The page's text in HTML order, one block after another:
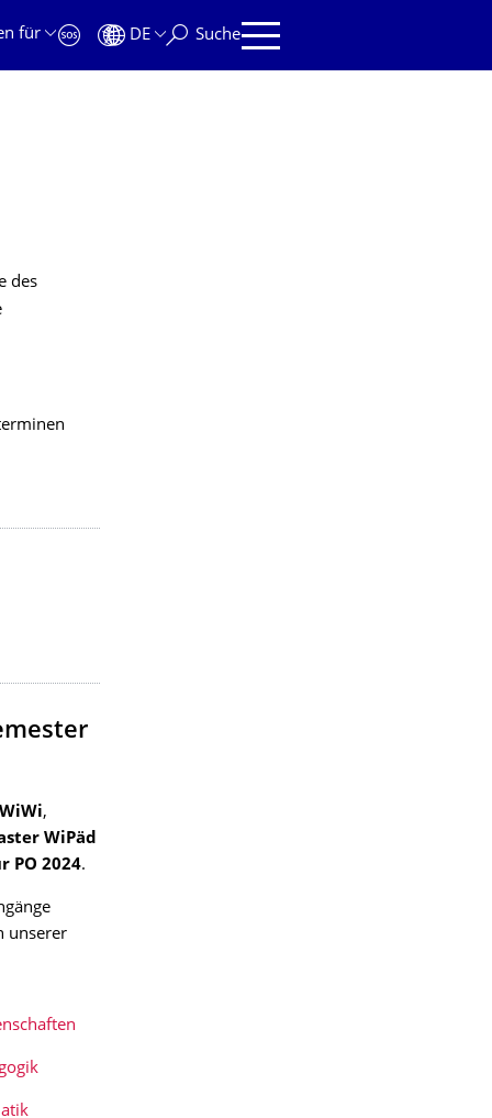
für DE Suche
des
,
WiPäd
PO 2024.
unserer